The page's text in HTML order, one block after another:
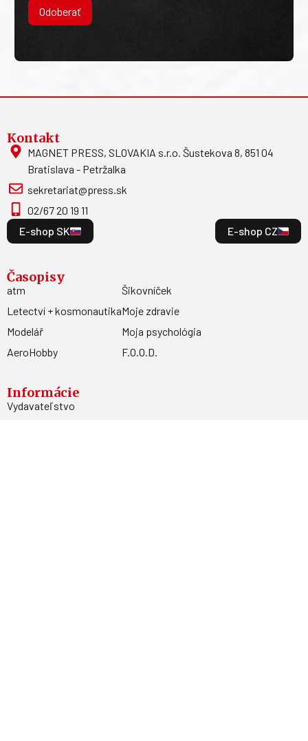
Odoberať
Kontakt
MAGNET PRESS, SLOVAKIA s.r.o. Šustekova 8, 851 04
Bratislava - Petržalka
sekretariat@press.sk
02/67 20 19 11
E-shop SK
E-shop CZ
Časopisy
atm
Letectví + kosmonautika
Modelář
AeroHobby
Šikovníček
Moje zdravie
Moja psychológia
F.O.O.D.
Informácie
Vydavateľstvo